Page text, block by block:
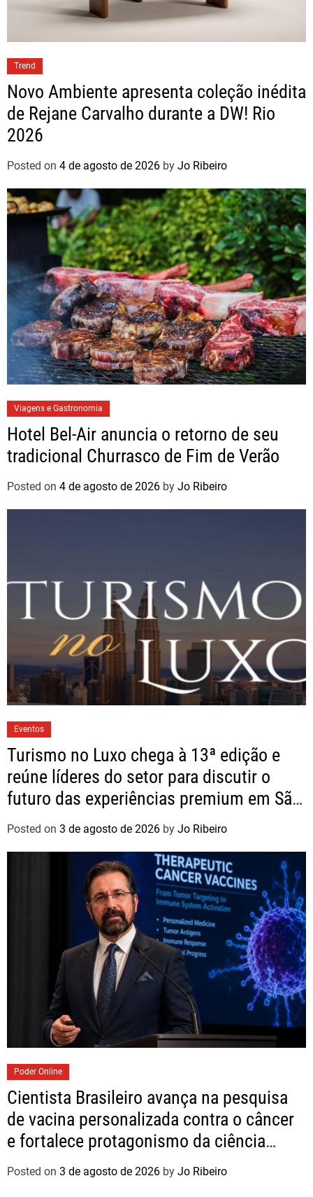
Trend
Novo Ambiente apresenta coleção inédita
de Rejane Carvalho durante a DW! Rio
2026
Posted on 4 de agosto de 2026 by Jo Ribeiro
Viagens e Gastronomia
Hotel Bel-Air anuncia o retorno de seu
tradicional Churrasco de Fim de Verão
Posted on 4 de agosto de 2026 by Jo Ribeiro
Eventos
Turismo no Luxo chega à 13ª edição e
reúne líderes do setor para discutir o
futuro das experiências premium em São
Paulo
Posted on 3 de agosto de 2026 by Jo Ribeiro
Poder Online
Cientista Brasileiro avança na pesquisa
de vacina personalizada contra o câncer
e fortalece protagonismo da ciência
nacional
Posted on 3 de agosto de 2026 by Jo Ribeiro